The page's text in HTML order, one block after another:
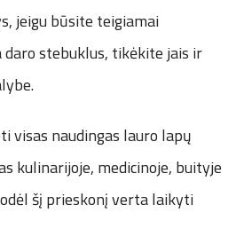
jeigu būsite teigiamai
stebuklus, tikėkite jais ir
visas naudingas lauro lapų
kulinarijoje, medicinoje, buityje
šį prieskonį verta laikyti